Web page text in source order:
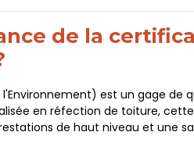
de la
est un gage
en réfection de toiture,
de haut niveau et une